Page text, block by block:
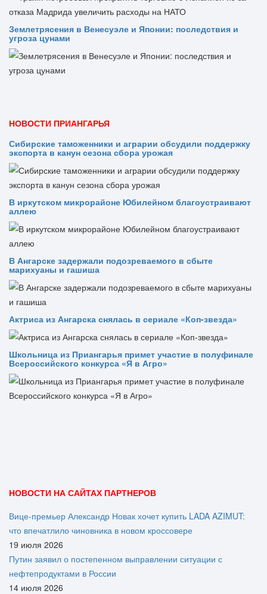
Землетрясения в Венесуэле и Японии: последствия и
угроза цунами
НОВОСТИ ПРИАНГАРЬЯ
Сибирские таможенники и аграрии обсудили поддержку
экспорта в канун сезона сбора урожая
В иркутском микрорайоне Юбилейном благоустраивают
аллею
В Ангарске задержали подозреваемого в сбыте
марихуаны и гашиша
Актриса из Ангарска снялась в сериале «Коп-звезда»
Школьница из Приангарья примет участие в полуфинале
Всероссийского конкурса «Я в Агро»
НОВОСТИ НА САЙТАХ ПАРТНЕРОВ
Вице‑премьер Александр Новак хочет купить LADA AZIMUT:
что впечатлило чиновника в новом кроссовере
19 июля 2026
Путин заявил о постепенном выправлении ситуации с
нефтепродуктами в России
14 июля 2026